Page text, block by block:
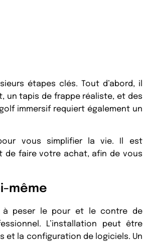
étapes clés. Tout d’abord, il
un tapis de frappe réaliste, et des
immersif requiert également un
vous simplifier la vie. Il est
de faire votre achat, afin de vous
même
à peser le pour et le contre de
L’installation peut être
et la configuration de logiciels. Un